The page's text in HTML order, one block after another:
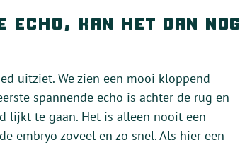
echo, kan het dan nog
uitziet. We zien een mooi kloppend
spannende echo is achter de rug en
lijkt te gaan. Het is alleen nooit een
embryo zoveel en zo snel. Als hier een